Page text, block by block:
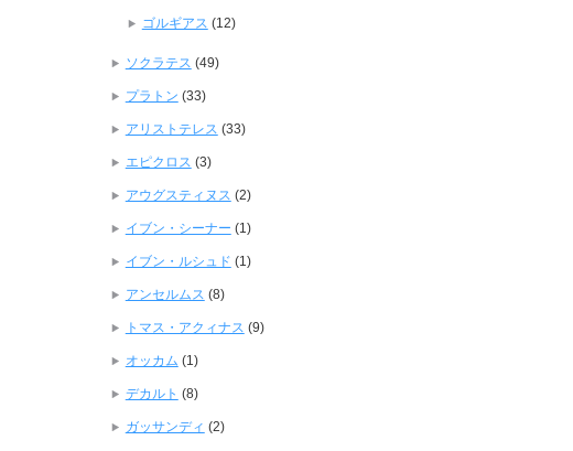
ゴルギアス (12)
ソクラテス (49)
プラトン (33)
アリストテレス (33)
エピクロス (3)
アウグスティヌス (2)
イブン・シーナー (1)
イブン・ルシュド (1)
アンセルムス (8)
トマス・アクィナス (9)
オッカム (1)
デカルト (8)
ガッサンディ (2)